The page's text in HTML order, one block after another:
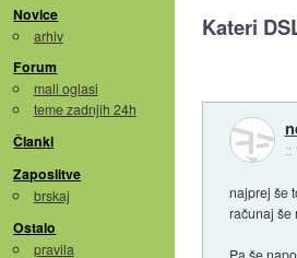
Novice
arhiv
Forum
mali oglasi
teme zadnjih 24h
Članki
Zaposlitve
brskaj
Ostalo
pravila
Kateri
::
najprej še
računaj še